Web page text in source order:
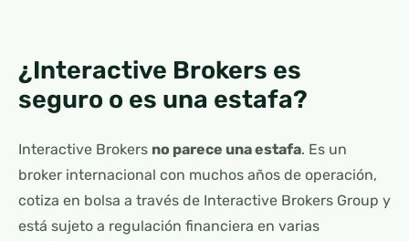
¿Interactive Brokers es
seguro o es una estafa?
Interactive Brokers no parece una estafa. Es un
broker internacional con muchos años de operación,
cotiza en bolsa a través de Interactive Brokers Group y
está sujeto a regulación financiera en varias